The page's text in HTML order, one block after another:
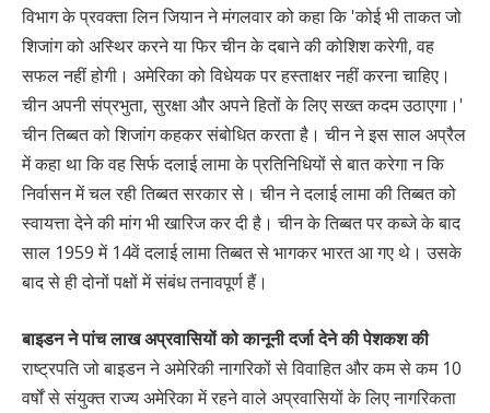
विभाग के प्रवक्ता लिन जियान ने मंगलवार को कहा कि 'कोई भी ताकत जो
शिजांग को अस्थिर करने या फिर चीन के दबाने की कोशिश करेगी, वह
सफल नहीं होगी। अमेरिका को विधेयक पर हस्ताक्षर नहीं करना चाहिए।
चीन अपनी संप्रभुता, सुरक्षा और अपने हितों के लिए सख्त कदम उठाएगा।'
चीन तिब्बत को शिजांग कहकर संबोधित करता है। चीन ने इस साल अप्रैल
में कहा था कि वह सिर्फ दलाई लामा के प्रतिनिधियों से बात करेगा न कि
निर्वासन में चल रही तिब्बत सरकार से। चीन ने दलाई लामा की तिब्बत को
स्वायत्ता देने की मांग भी खारिज कर दी है। चीन के तिब्बत पर कब्जे के बाद
साल 1959 में 14वें दलाई लामा तिब्बत से भागकर भारत आ गए थे। उसके
बाद से ही दोनों पक्षों में संबंध तनावपूर्ण हैं।
बाइडन ने पांच लाख अप्रवासियों को कानूनी दर्जा देने की पेशकश की
राष्ट्रपति जो बाइडन ने अमेरिकी नागरिकों से विवाहित और कम से कम 10
वर्षों से संयुक्त राज्य अमेरिका में रहने वाले अप्रवासियों के लिए नागरिकता